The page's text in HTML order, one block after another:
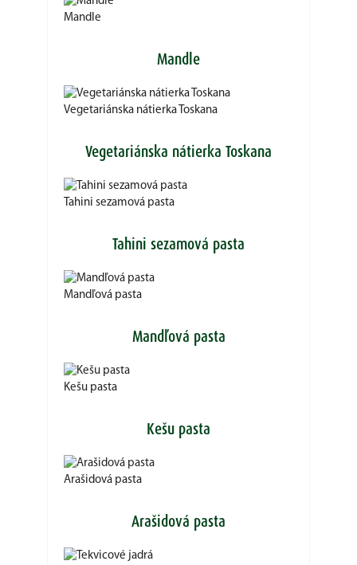
Mandle
Mandle
Vegetariánska nátierka Toskana
Vegetariánska nátierka Toskana
Tahini sezamová pasta
Tahini sezamová pasta
Mandľová pasta
Mandľová pasta
Kešu pasta
Kešu pasta
Arašidová pasta
Arašidová pasta